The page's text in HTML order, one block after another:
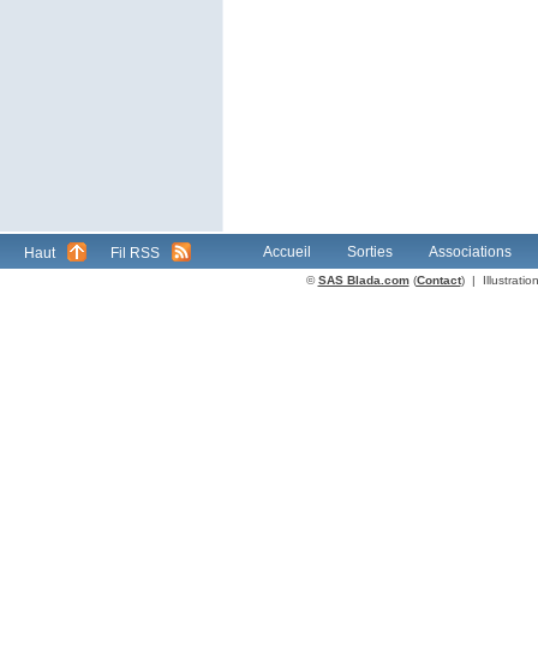
Haut Fil RSS Accueil Sorties Associations
©SAS Blada.com(Contact) |